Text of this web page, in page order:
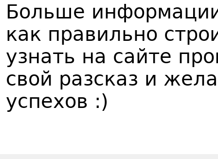
Больше
как правильно
узнать на сайте
свой разсказ и
успехов :)